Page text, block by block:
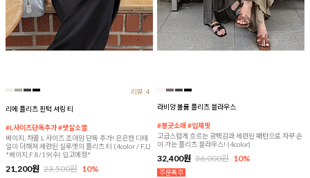
리뷰:4
리에 플리츠 핀턱 셔링 티
#L사이즈단독추가 #뱃살소멸
베이지, 차콜 L 사이즈 조아맘 단독 추가! 은은한 디테
일이 더해져 세련된 실루엣의 플리츠 티 (4color / F,L)
*베이지,F 8/19(수) 입고예정*
21,200원 23,500원 10%
라비앙 볼륨 플리츠 블라우스
#봉긋소매 #입체핏
고급스럽게 흐르는 광택감과 세련된 패턴으로 자꾸 손
이 가는 플리츠 블라우스! (4color)
32,400원 36,000원 10%